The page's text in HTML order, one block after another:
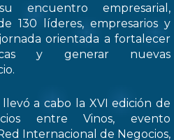
encuentro empresarial,
130 líderes, empresarios y
orientada a fortalecer
y generar nuevas
llevó a cabo la XVI edición de
entre Vinos, evento
Internacional de Negocios,